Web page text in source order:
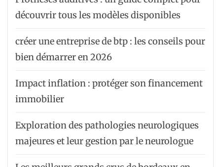
découvrir tous les modèles disponibles
créer une entreprise de btp : les conseils pour
bien démarrer en 2026
Impact inflation : protéger son financement
immobilier
Exploration des pathologies neurologiques
majeures et leur gestion par le neurologue